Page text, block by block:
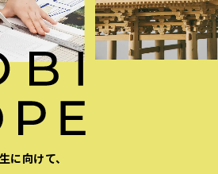
向けて、